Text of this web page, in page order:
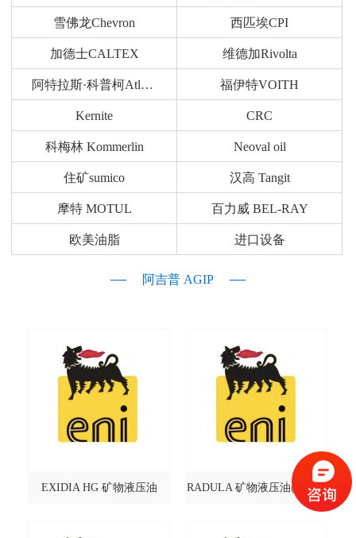
雪佛龙Chevron 西匹埃CPI
加德士CALTEX 维德加Rivolta
阿特拉斯·科普柯Atlas Copco 福伊特VOITH
Kernite CRC
科梅林 Kommerlin Neoval oil
住矿sumico 汉高 Tangit
摩特 MOTUL 百力威 BEL-RAY
欧美油脂 进口设备
阿吉普 AGIP
EXIDIA HG 矿物液压油 RADULA 矿物液压油@AGIP